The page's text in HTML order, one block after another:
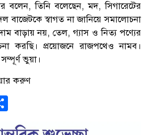
বলেন, তিনি বলেছেন, মদ, সিগারেটের
বাজেটকে স্বাগত না জানিয়ে সমালোচনা
বাড়ায় নয়, তেল, গ্যাস ও নিত্য পণ্যের
করছি। প্রয়োজনে রাজপথেও নামব।
ভুয়া।
করুণ